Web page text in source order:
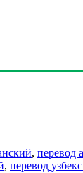
, перевод
, перевод